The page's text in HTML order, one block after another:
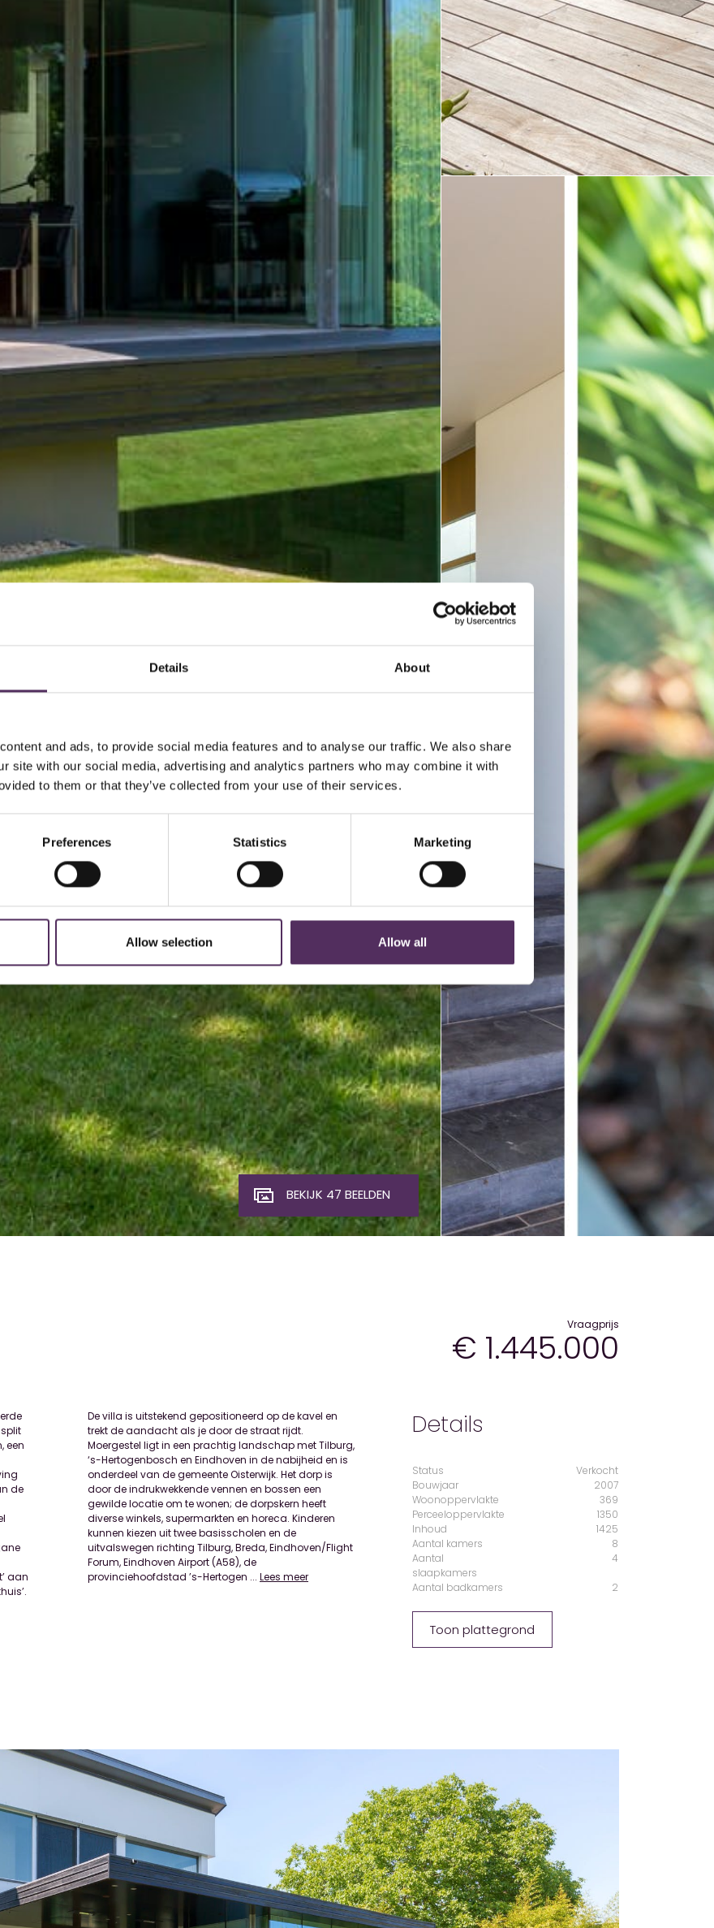
Details About
and ads, to provide social media features and to analyse our traffic. We also share
site with our social media, advertising and analytics partners who may combine it with
to them or that they’ve collected from your use of their services.
Preferences Statistics Marketing
Allow selection Allow all
BEKIJK 47 BEELDEN
Vraagprijs
€ 1.445.000
een
de
aan
en
is
een
provinciehoofdstad ’s-Hertogen ... Lees meer
Details
Status
Verkocht
Bouwjaar
2007
Woonoppervlakte
369
Perceeloppervlakte
1350
Inhoud
1425
Aantal kamers
8
Aantal
slaapkamers
4
Aantal badkamers 2
Toon plattegrond